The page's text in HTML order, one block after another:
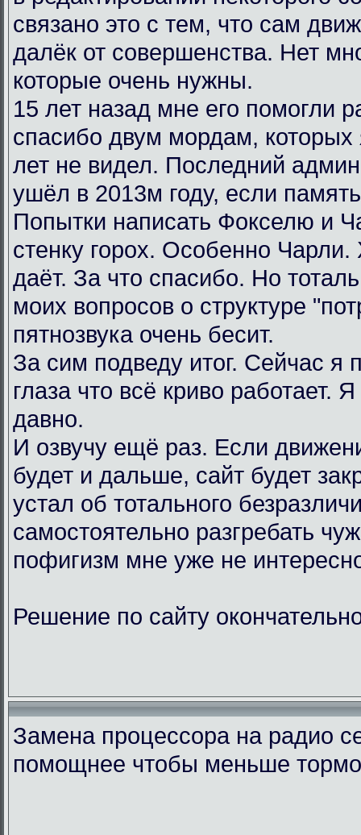
связано это с тем, что сам
далёк от совершенства. Нет
которые очень нужны.
15 лет назад мне его помогли
спасибо двум мордам, которых
лет не видел. Последний
ушёл в 2013м году, если
Попытки написать Фокселю и
стенку горох. Особенно Чарли.
даёт. За что спасибо. Но
моих вопросов о структуре
пятнозвука очень бесит.
За сим подведу итог. Сейчас я
глаза что всё криво работает.
давно.
И озвучу ещё раз. Если
будет и дальше, сайт будет
устал об тотального
самостоятельно разгребать
пофигизм мне уже не
Решение по сайту
Замена процессора на радио
помощнее чтобы меньше